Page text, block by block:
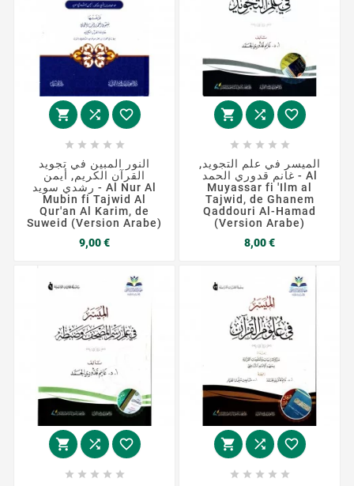
  
    
النور المبين في تجويد
القرآن الكريم, أيمن
رشدي سويد - Al Nur Al
Mubin fi Tajwid Al
Qur'an Al Karim, de
Suweid (Version Arabe)
9,00 €Prix
  
    
الميسر في علم التجويد,
غانم قدوري الحمد - Al
Muyassar fi 'Ilm al
Tajwid, de Ghanem
Qaddouri Al-Hamad
(Version Arabe)
8,00 €Prix
  
    
  
    